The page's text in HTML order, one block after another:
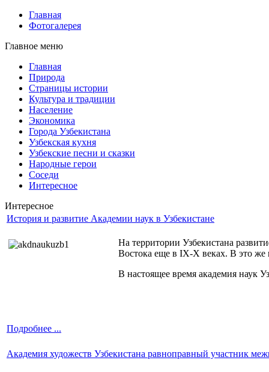
Главная
Фотогалерея
Главное меню
Главная
Природа
Страницы истории
Культура и традиции
Население
Экономика
Города Узбекистана
Узбекская кухня
Узбекские песни и сказки
Народные герои
Соседи
Интересное
Интересное
История и развитие Академии наук в Узбекистане
На территории Узбекистана
Востока еще в IX-X веках. В это же
В настоящее время академия наук
Подробнее ...
Академия художеств Узбекистана равноправный участник